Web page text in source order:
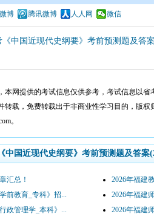
博 腾讯微博 人人网 微信
中国近现代史纲要》考前预测题及答
本网提供的考试信息仅供参考，考试信息以
转载，免费转载出于非商业性学习目的，版
。
中国近现代史纲要》考前预测题及答案
汇总！
2026年福建
前教育_专科》招...
2026年福建
政管理学_本科》...
2026年福建